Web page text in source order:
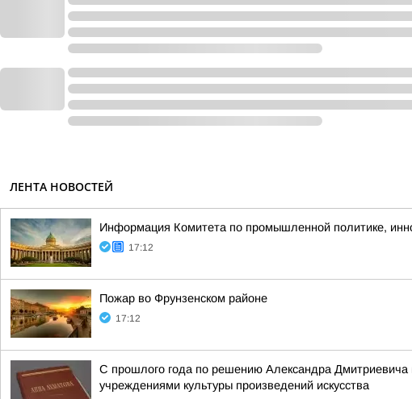
ЛЕНТА НОВОСТЕЙ
Информация Комитета по промышленной политике,
17:12
Пожар во Фрунзенском районе
17:12
С прошлого года по решению Александра
учреждениями культуры произведений искусства